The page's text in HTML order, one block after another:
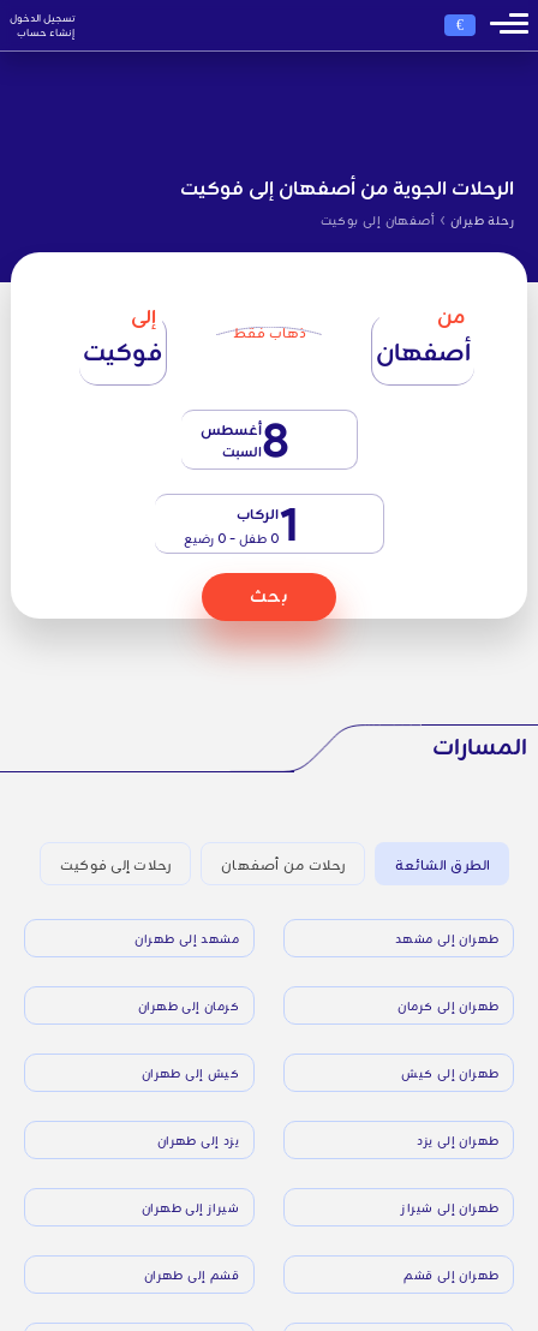
€
تسجيل الدخول
إنشاء حساب
الرحلات الجوية من أصفهان إلى فوكيت
رحلة طيران › أصفهان إلى بوكيت
من
أصفهان ذهاب فقط
إلى
فوكيت
8أغسطس
السبت
1الركاب
0 طفل - 0 رضيع
بحث
المسارات
الطرق الشائعة رحلات من أصفهان رحلات إلى فوكيت
طهران إلى مشهد مشهد إلى طهران
طهران إلى كرمان كرمان إلى طهران
طهران إلى كيش كيش إلى طهران
طهران إلى يزد يزد إلى طهران
طهران إلى شيراز شيراز إلى طهران
طهران إلى قشم قشم إلى طهران